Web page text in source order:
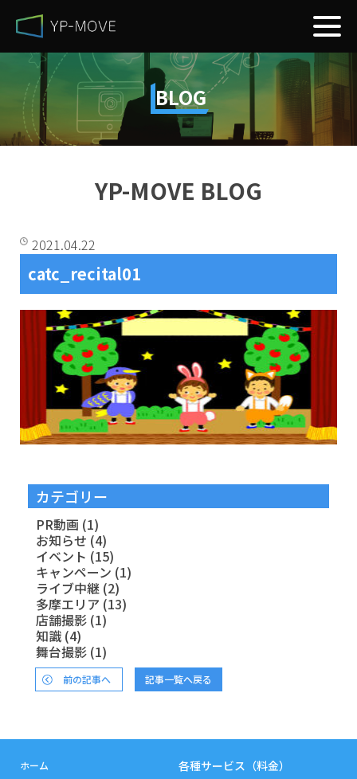
BLOG
YP-MOVE BLOG
2021.04.22
catc_recital01
カテゴリー
PR動画 (1)
お知らせ (4)
イベント (15)
キャンペーン (1)
ライブ中継 (2)
多摩エリア (13)
店舗撮影 (1)
知識 (4)
舞台撮影 (1)
前の記事へ 記事一覧へ戻る
ホーム
各種サービス（料金）